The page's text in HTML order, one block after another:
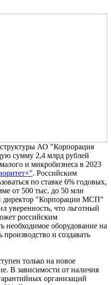
АО "Корпорация
сумму 2,4 млрд рублей
и микробизнеса в 2023
. Российским
по ставке 6% годовых,
от 500 тыс. до 50 млн
директор "Корпорации МСП"
уверенность, что льготный
российским
необходимое оборудование на
и создавать
только на новое
В зависимости от наличия
организаций